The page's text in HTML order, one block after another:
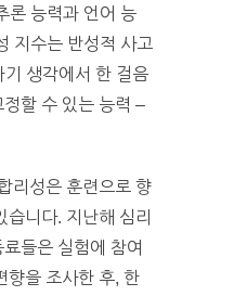
론 능력과 언어 능
지수는 반성적 사고
생각에서 한 걸음
할 수 있는 능력 –
리성은 훈련으로 향
습니다. 지난해 심리
들은 실험에 참여
향을 조사한 후, 한